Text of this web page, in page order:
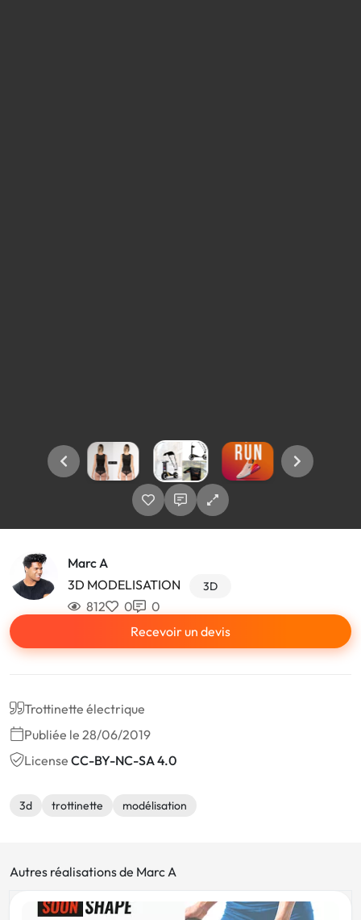
Marc A
3D MODELISATION
3D
812 0
0
Recevoir un devis
Trottinette électrique
Publiée le 28/06/2019
License CC-BY-NC-SA 4.0
3d trottinette modélisation
Autres réalisations de Marc A